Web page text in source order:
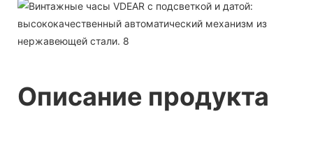
Описание продукта